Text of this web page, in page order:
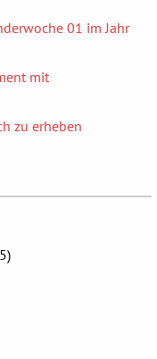
01 im Jahr
mit
zu erheben